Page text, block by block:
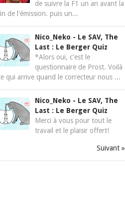
de suivre la F1 un an avant la
de l'émission. puis un...
Nico_Neko - Le SAV, The
Last : Le Berger Quiz
*Alors oui, c'est le
questionnaire de Prost. Voilà
qui arrive quand le correcteur nous ...
Nico_Neko - Le SAV, The
Last : Le Berger Quiz
Merci à vous pour tout le
travail et le plaisir offert!
Suivant »